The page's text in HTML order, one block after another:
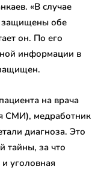
«В случае
защищены обе
он. По его
информации в
на врача
СМИ), медработник
диагноза. Это
тайны, за что
уголовная